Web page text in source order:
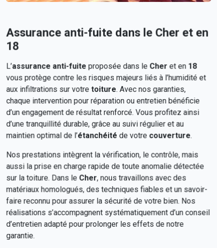
Assurance anti-fuite dans le Cher et en
18
L’assurance anti-fuite proposée dans le Cher et en 18
vous protège contre les risques majeurs liés à l’humidité et
aux infiltrations sur votre toiture. Avec nos garanties,
chaque intervention pour réparation ou entretien bénéficie
d’un engagement de résultat renforcé. Vous profitez ainsi
d’une tranquillité durable, grâce au suivi régulier et au
maintien optimal de l’étanchéité de votre couverture.
Nos prestations intègrent la vérification, le contrôle, mais
aussi la prise en charge rapide de toute anomalie détectée
sur la toiture. Dans le Cher, nous travaillons avec des
matériaux homologués, des techniques fiables et un savoir-
faire reconnu pour assurer la sécurité de votre bien. Nos
réalisations s’accompagnent systématiquement d’un conseil
d’entretien adapté pour prolonger les effets de notre
garantie.